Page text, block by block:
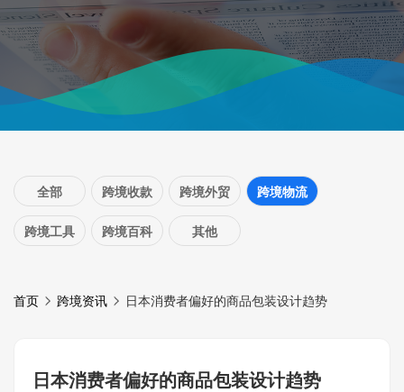
全部 跨境收款 跨境外贸 跨境物流
跨境工具 跨境百科 其他
首页 跨境资讯 日本消费者偏好的商品包装设计趋势
日本消费者偏好的商品包装设计趋势